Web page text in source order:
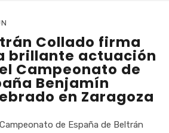
Collado firma
brillante actuación
Campeonato de
Benjamín
en Zaragoza
Campeonato de España de Beltrán